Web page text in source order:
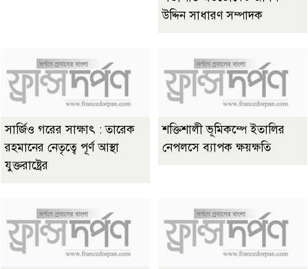
উদ্দিন সাধারণ সম্পাদক
সার্জিও গরের সাক্ষাৎ : তারেক
রহমানের নেতৃত্বে পূর্ণ আস্থা
যুক্তরাষ্ট্রের
শক্তিশালী ভূমিকম্পে ইতালির
নেপলসে ব্যাপক ক্ষয়ক্ষতি